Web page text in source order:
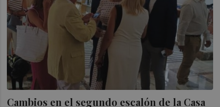
Cambios en el segundo escalón de la Casa